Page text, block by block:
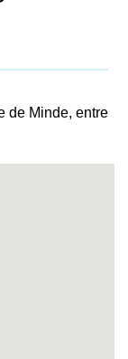
de Minde, entre